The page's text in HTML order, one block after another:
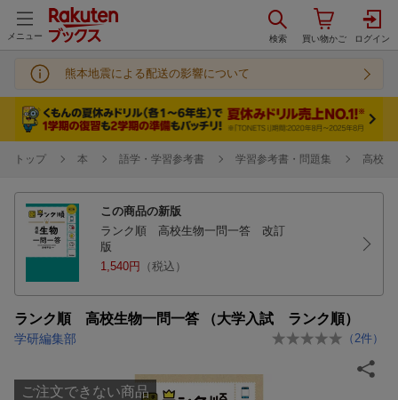
メニュー
熊本地震による配送の影響について
トップ 本 語学・学習参考書 学習参考書・問題集 高校
この商品の新版
ランク順 高校生物一問一答 改訂
版
1,540円
（税込）
ランク順 高校生物一問一答 （大学入試 ランク順）
学研編集部 （ 2件）
ご注文できない商品